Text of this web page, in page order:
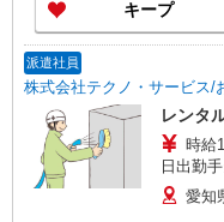
キープ
派遣社員
株式会社テクノ・サービス/
レンタ
時給
日出勤手当
給 愛知